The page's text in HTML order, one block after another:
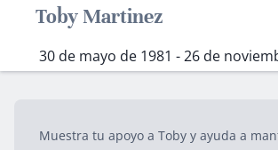
Toby Martinez
30 de mayo de 1981 - 26 de
Muestra tu apoyo a Toby y ayuda a